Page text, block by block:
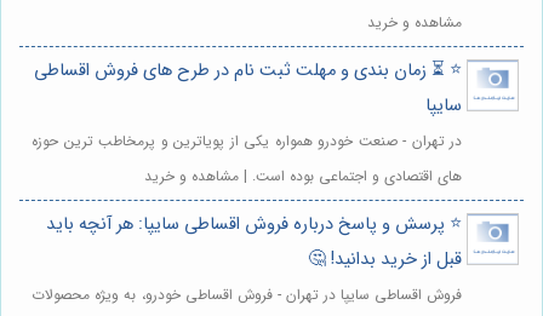
مشاهده و خرید
⭐️ ⏳ زمان بندی و مهلت ثبت نام در طرح های فروش اقساطی
سایپا
در تهران - صنعت خودرو همواره یکی از پویاترین و پرمخاطب ترین حوزه
های اقتصادی و اجتماعی بوده است. | مشاهده و خرید
⭐️ پرسش و پاسخ درباره فروش اقساطی سایپا: هر آنچه باید
قبل از خرید بدانید! 🤔
فروش اقساطی سایپا در تهران - فروش اقساطی خودرو، به ویژه محصولات